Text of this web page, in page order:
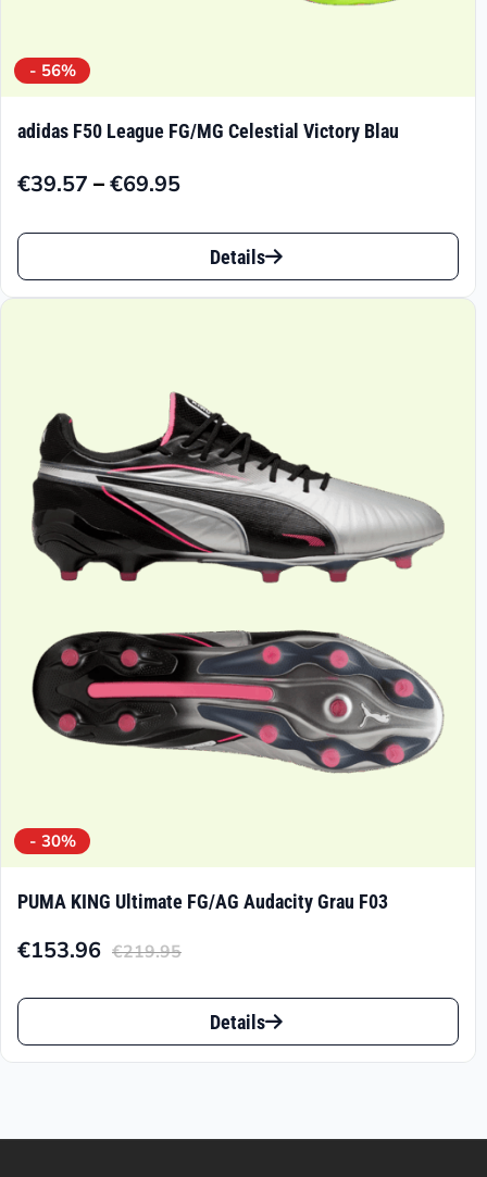
- 56%
adidas F50 League FG/MG Celestial Victory Blau
€39.57 –€69.95
Preisspanne:
€39.57
€69.95
Dieses
Produkt
auf.
Die
Optionen
können
Produktseite
gewählt
werden
Details
- 30%
PUMA KING Ultimate FG/AG Audacity Grau F03
€219.95
Ursprünglicher
Preis
€219.95
€153.96
Aktueller
Preis
€153.96.
Dieses
Produkt
Details